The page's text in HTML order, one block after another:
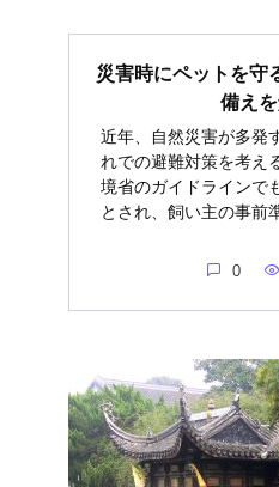
災害時にペットを守
備え
近年、自然災害が多発
れでの避難対策を考え
境省のガイドラインで
とされ、飼い主の事前
0